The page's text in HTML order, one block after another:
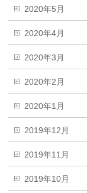
2020年5月
2020年4月
2020年3月
2020年2月
2020年1月
2019年12月
2019年11月
2019年10月